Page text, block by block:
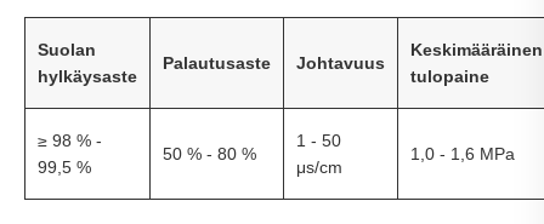
Suolan
hylkäysaste
Palautusaste Johtavuus
Keskimääräinen
tulopaine
≥ 98 % -
99,5 %
50 % - 80 %
1 - 50
μs/cm
1,0 - 1,6 MPa